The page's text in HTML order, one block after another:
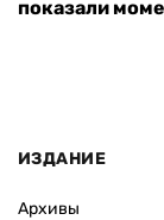
показали
ИЗДАНИЕ
Архивы